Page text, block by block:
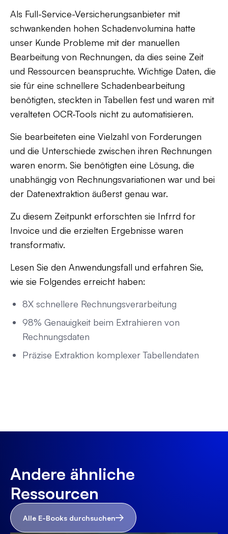
Als Full-Service-Versicherungsanbieter mit
schwankenden hohen Schadenvolumina hatte
unser Kunde Probleme mit der manuellen
Bearbeitung von Rechnungen, da dies seine Zeit
und Ressourcen beanspruchte. Wichtige Daten, die
sie für eine schnellere Schadenbearbeitung
benötigten, steckten in Tabellen fest und waren mit
veralteten OCR-Tools nicht zu automatisieren.
Sie bearbeiteten eine Vielzahl von Forderungen
und die Unterschiede zwischen ihren Rechnungen
waren enorm. Sie benötigten eine Lösung, die
unabhängig von Rechnungsvariationen war und bei
der Datenextraktion äußerst genau war.
Zu diesem Zeitpunkt erforschten sie Infrrd for
Invoice und die erzielten Ergebnisse waren
transformativ.
Lesen Sie den Anwendungsfall und erfahren Sie,
wie sie Folgendes erreicht haben:
8X schnellere Rechnungsverarbeitung
98% Genauigkeit beim Extrahieren von
Rechnungsdaten
Präzise Extraktion komplexer Tabellendaten
Andere ähnliche
Ressourcen
Alle E-Books durchsuchen